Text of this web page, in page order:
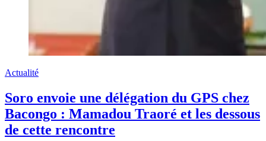
Actualité
Soro envoie une délégation du GPS chez
Bacongo : Mamadou Traoré et les dessous
de cette rencontre